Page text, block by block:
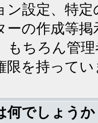
ン設定、特
ーの作成等
もちろん管
限を持ってい
何でしょうか